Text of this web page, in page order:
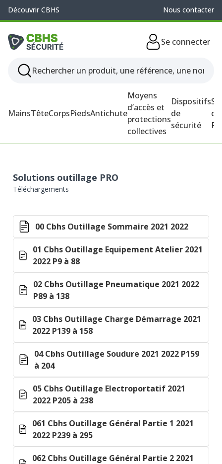
Découvrir CBHS Nous contacter
Se connecter
MainsTêteCorpsPiedsAntichute
Moyens
d’accès et
protections
collectives
Dispositifs
de
sécurité
Solutions outillage PRO
Téléchargements
00 Cbhs Outillage Sommaire 2021 2022
01 Cbhs Outillage Equipement Atelier 2021
2022 P9 à 88
02 Cbhs Outillage Pneumatique 2021 2022
P89 à 138
03 Cbhs Outillage Charge Démarrage 2021
2022 P139 à 158
04 Cbhs Outillage Soudure 2021 2022 P159
à 204
05 Cbhs Outillage Electroportatif 2021
2022 P205 à 238
061 Cbhs Outillage Général Partie 1 2021
2022 P239 à 295
062 Cbhs Outillage Général Partie 2 2021